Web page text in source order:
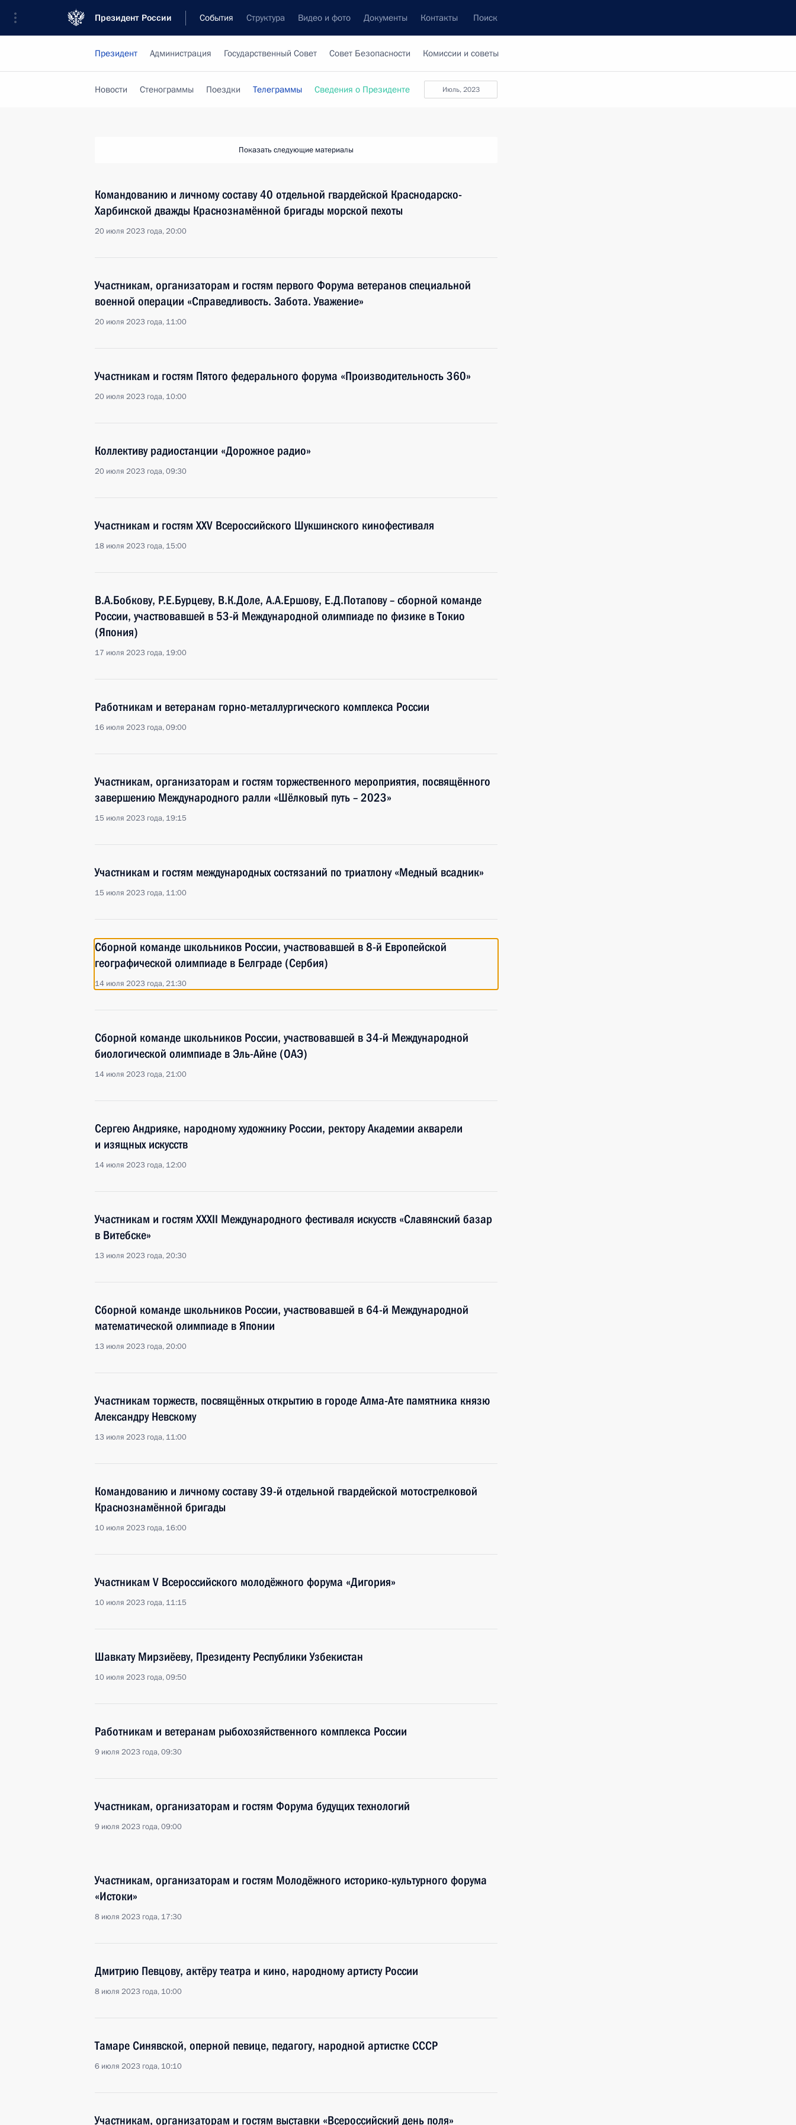
Президент России События Структура Видео и фото Документы Контакты Поиск
Президент Администрация Государственный Совет Совет Безопасности Комиссии и советы
Июль, 2023
Новости Стенограммы Поездки Телеграммы Сведения о Президенте
Показать следующие материалы
Командованию и личному составу 40 отдельной гвардейской Краснодарско-
Харбинской дважды Краснознамённой бригады морской пехоты
20 июля 2023 года, 20:00
Участникам, организаторам и гостям первого Форума ветеранов специальной
военной операции «Справедливость. Забота. Уважение»
20 июля 2023 года, 11:00
Участникам и гостям Пятого федерального форума «Производительность 360»
20 июля 2023 года, 10:00
Коллективу радиостанции «Дорожное радио»
20 июля 2023 года, 09:30
Участникам и гостям XXV Всероссийского Шукшинского кинофестиваля
18 июля 2023 года, 15:00
В.А.Бобкову, Р.Е.Бурцеву, В.К.Доле, А.А.Ершову, Е.Д.Потапову – сборной команде
России, участвовавшей в 53-й Международной олимпиаде по физике в Токио
(Япония)
17 июля 2023 года, 19:00
Работникам и ветеранам горно-металлургического комплекса России
16 июля 2023 года, 09:00
Участникам, организаторам и гостям торжественного мероприятия, посвящённого
завершению Международного ралли «Шёлковый путь – 2023»
15 июля 2023 года, 19:15
Участникам и гостям международных состязаний по триатлону «Медный всадник»
15 июля 2023 года, 11:00
Сборной команде школьников России, участвовавшей в 8-й Европейской
географической олимпиаде в Белграде (Сербия)
14 июля 2023 года, 21:30
Сборной команде школьников России, участвовавшей в 34-й Международной
биологической олимпиаде в Эль-Айне (ОАЭ)
14 июля 2023 года, 21:00
Сергею Андрияке, народному художнику России, ректору Академии акварели
и изящных искусств
14 июля 2023 года, 12:00
Участникам и гостям XXXII Международного фестиваля искусств «Славянский базар
в Витебске»
13 июля 2023 года, 20:30
Сборной команде школьников России, участвовавшей в 64-й Международной
математической олимпиаде в Японии
13 июля 2023 года, 20:00
Участникам торжеств, посвящённых открытию в городе Алма-Ате памятника князю
Александру Невскому
13 июля 2023 года, 11:00
Командованию и личному составу 39-й отдельной гвардейской мотострелковой
Краснознамённой бригады
10 июля 2023 года, 16:00
Участникам V Всероссийского молодёжного форума «Дигория»
10 июля 2023 года, 11:15
Шавкату Мирзиёеву, Президенту Республики Узбекистан
10 июля 2023 года, 09:50
Работникам и ветеранам рыбохозяйственного комплекса России
9 июля 2023 года, 09:30
Участникам, организаторам и гостям Форума будущих технологий
9 июля 2023 года, 09:00
Участникам, организаторам и гостям Молодёжного историко-культурного форума
«Истоки»
8 июля 2023 года, 17:30
Дмитрию Певцову, актёру театра и кино, народному артисту России
8 июля 2023 года, 10:00
Тамаре Синявской, оперной певице, педагогу, народной артистке СССР
6 июля 2023 года, 10:10
Участникам, организаторам и гостям выставки «Всероссийский день поля»